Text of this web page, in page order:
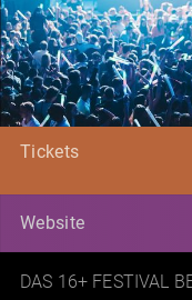
Tickets
Website
DAS 16+ FESTIVAL